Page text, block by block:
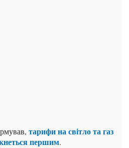
тарифи на світло та газ
першим.